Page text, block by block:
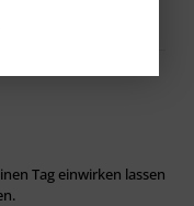
Tag einwirken lassen